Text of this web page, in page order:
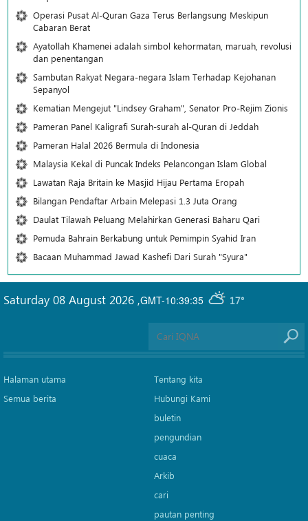
Operasi Pusat Al-Quran Gaza Terus Berlangsung Meskipun
Cabaran Berat
Ayatollah Khamenei adalah simbol kehormatan, maruah, revolusi
dan penentangan
Sambutan Rakyat Negara-negara Islam Terhadap Kejohanan
Sepanyol
Kematian Mengejut "Lindsey Graham", Senator Pro-Rejim Zionis
Pameran Panel Kaligrafi Surah-surah al-Quran di Jeddah
Pameran Halal 2026 Bermula di Indonesia
Malaysia Kekal di Puncak Indeks Pelancongan Islam Global
Lawatan Raja Britain ke Masjid Hijau Pertama Eropah
Bilangan Pendaftar Arbain Melepasi 1.3 Juta Orang
Daulat Tilawah Peluang Melahirkan Generasi Baharu Qari
Pemuda Bahrain Berkabung untuk Pemimpin Syahid Iran
Bacaan Muhammad Jawad Kashefi Dari Surah "Syura"
GMT-10:39:35 17°
Saturday 08 August 2026 ,
Halaman utama
Semua berita
Tentang kita
Hubungi Kami
buletin
pengundian
cuaca
Arkib
cari
pautan penting